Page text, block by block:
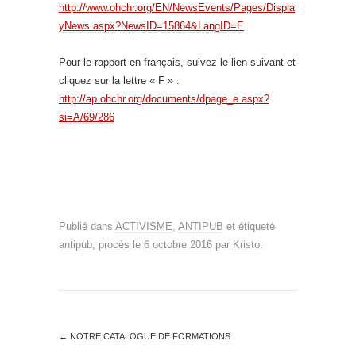
http://www.ohchr.org/EN/NewsEvents/Pages/Displa
yNews.aspx?NewsID=15864&LangID=E
Pour le rapport en français, suivez le lien suivant et
cliquez sur la lettre « F » :
http://ap.ohchr.org/documents/dpage_e.aspx?
si=A/69/286
Publié dans ACTIVISME ANTIPUB et étiqueté
antipub procès le 6 octobre 2016 par Kristo
← NOTRE CATALOGUE DE FORMATIONS